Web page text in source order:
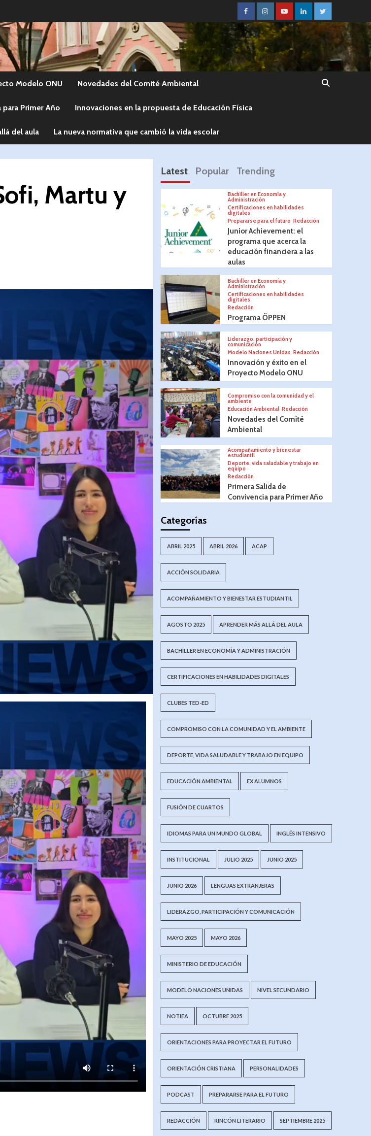
Modelo ONU Novedades del Comité Ambiental
para Primer Año Innovaciones en la propuesta de Educación Física
del aula La nueva normativa que cambió la vida escolar
Martu y
Latest Popular Trending
Bachiller en Economía y
Administración
Certificaciones en habilidades
digitales
Prepararse para el futuro Redacción
Junior Achievement: el
programa que acerca la
educación financiera a las
aulas
Bachiller en Economía y
Administración
Certificaciones en habilidades
digitales
Redacción
Programa ÖPPEN
Liderazgo, participación y
comunicación
Modelo Naciones Unidas Redacción
Innovación y éxito en el
Proyecto Modelo ONU
Compromiso con la comunidad y el
ambiente
Educación Ambiental Redacción
Novedades del Comité
Ambiental
Acompañamiento y bienestar
estudiantil
Deporte, vida saludable y trabajo en
equipo
Redacción
Primera Salida de
Convivencia para Primer Año
Categorías
ABRIL 2025 ABRIL 2026 ACAP
ACCIÓN SOLIDARIA
ACOMPAÑAMIENTO Y BIENESTAR ESTUDIANTIL
AGOSTO 2025 APRENDER MÁS ALLÁ DEL AULA
BACHILLER EN ECONOMÍA Y ADMINISTRACIÓN
CERTIFICACIONES EN HABILIDADES DIGITALES
CLUBES TED-ED
COMPROMISO CON LA COMUNIDAD Y EL AMBIENTE
DEPORTE, VIDA SALUDABLE Y TRABAJO EN EQUIPO
EDUCACIÓN AMBIENTAL EX ALUMNOS
FUSIÓN DE CUARTOS
IDIOMAS PARA UN MUNDO GLOBAL INGLÉS INTENSIVO
INSTITUCIONAL JULIO 2025 JUNIO 2025
JUNIO 2026 LENGUAS EXTRANJERAS
LIDERAZGO, PARTICIPACIÓN Y COMUNICACIÓN
MAYO 2025 MAYO 2026
MINISTERIO DE EDUCACIÓN
MODELO NACIONES UNIDAS NIVEL SECUNDARIO
NOTIEA OCTUBRE 2025
ORIENTACIONES PARA PROYECTAR EL FUTURO
ORIENTACIÓN CRISTIANA PERSONALIDADES
PODCAST PREPARARSE PARA EL FUTURO
REDACCIÓN RINCÓN LITERARIO SEPTIEMBRE 2025